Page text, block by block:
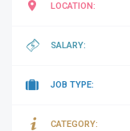
LOCATION:
SALARY:
JOB TYPE:
CATEGORY: